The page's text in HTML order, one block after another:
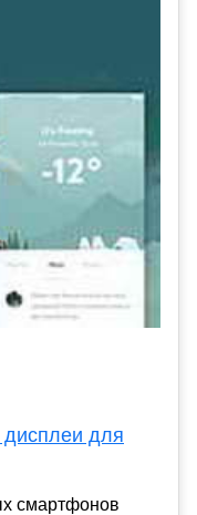
для
смартфонов